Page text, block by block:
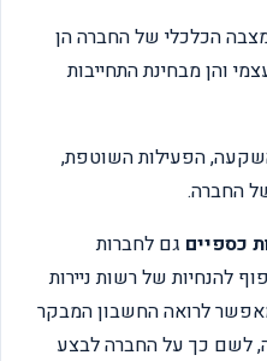
הכלכלי של החברה הן
והן מבחינת התחייבות
הפעילות השוטפת,
החברה.
גם לחברות
להנחיות של רשות ניירות
לרואה החשבון המבקר
לשם כך על החברה לבצע